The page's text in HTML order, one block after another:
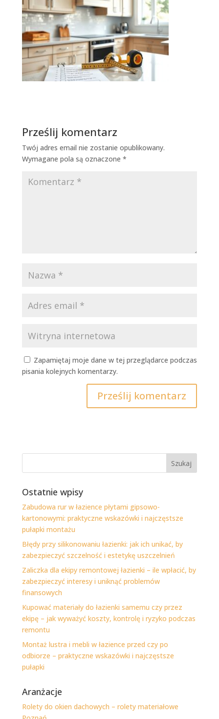
Prześlij komentarz
Twój adres email nie zostanie opublikowany.
Wymagane pola są oznaczone *
Zapamiętaj moje dane w tej przeglądarce podczas
pisania kolejnych komentarzy.
Ostatnie wpisy
Zabudowa rur w łazience płytami gipsowo-
kartonowymi: praktyczne wskazówki i najczęstsze
pułapki montażu
Błędy przy silikonowaniu łazienki: jak ich unikać, by
zabezpieczyć szczelność i estetykę uszczelnień
Zaliczka dla ekipy remontowej łazienki – ile wpłacić, by
zabezpieczyć interesy i uniknąć problemów
finansowych
Kupować materiały do łazienki samemu czy przez
ekipę – jak wyważyć koszty, kontrolę i ryzyko podczas
remontu
Montaż lustra i mebli w łazience przed czy po
odbiorze – praktyczne wskazówki i najczęstsze
pułapki
Aranżacje
Rolety do okien dachowych – rolety materiałowe